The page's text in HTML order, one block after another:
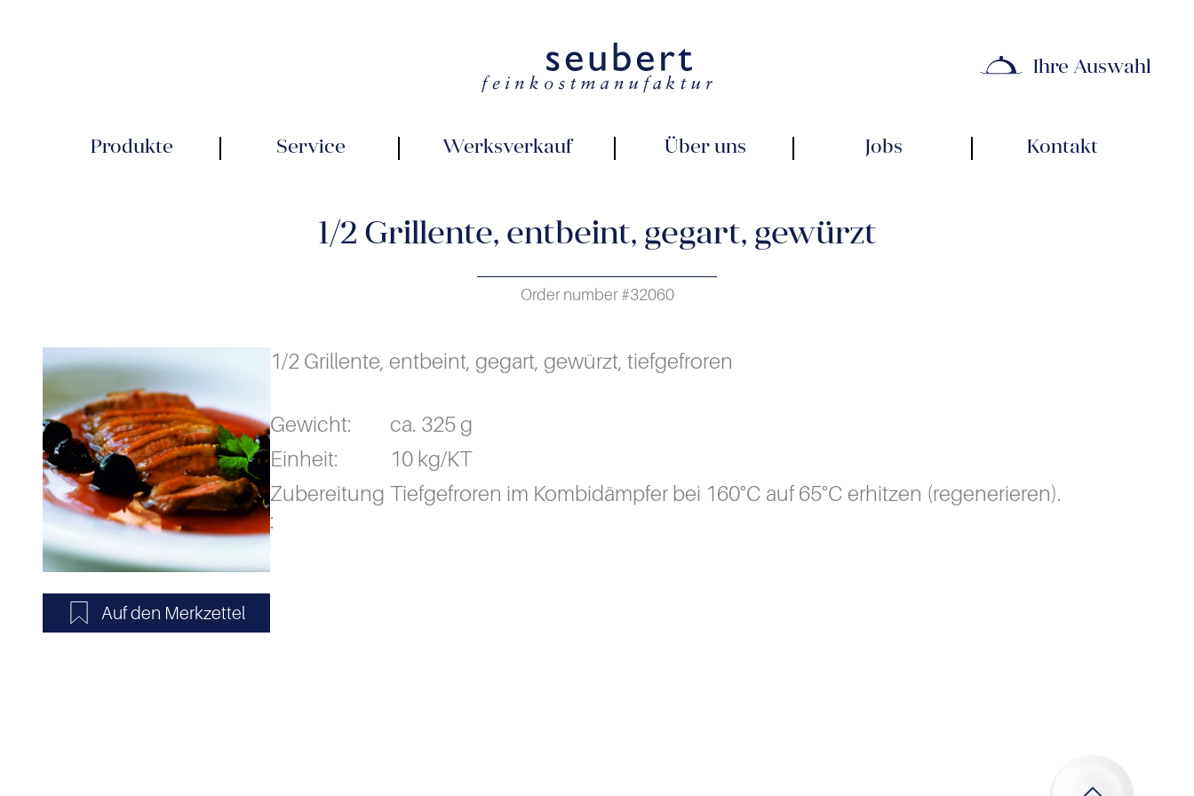
Ihre Auswahl
Produkte Service Werksverkauf Über uns Jobs Kontakt
1/2 Grillente, entbeint, gegart, gewürzt
Order number #32060
1/2 Grillente, entbeint, gegart, gewürzt, tiefgefroren
Gewicht:
ca. 325 g
Einheit:
10 kg/KT
Zubereitung
:
Tiefgefroren im Kombidämpfer bei 160°C auf 65°C erhitzen (regenerieren).